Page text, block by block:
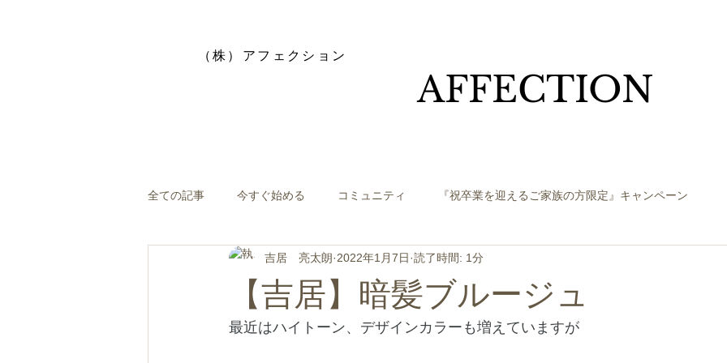
​（株）アフェクション
​AFFECTION
全ての記事 今すぐ始める コミュニティ 『祝卒業を迎えるご家族の方限定』キャンペーン
【吉居】暗髪ブルージュ
吉居 亮太朗 2022年1月7日 読了時間: 1分
最近はハイトーン、デザインカラーも増えていますが